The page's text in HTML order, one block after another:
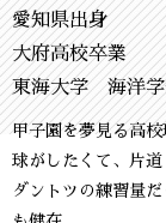
愛知県出身
大府高校卒業
東海大学 海洋学
甲子園を夢見る高
球がしたくて、片
ダントツの練習量